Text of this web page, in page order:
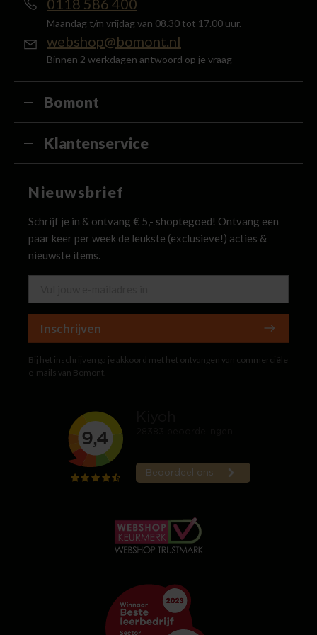
0118 586 400
Maandag t/m vrijdag van 08.30 tot 17.00 uur.
webshop@bomont.nl
Binnen 2 werkdagen antwoord op je vraag
Bomont
Klantenservice
Nieuwsbrief
Schrijf je in & ontvang € 5,- shoptegoed! Ontvang een
paar keer per week de leukste (exclusieve!) acties &
nieuwste items.
Inschrijven
Bij het inschrijven ga je akkoord met het ontvangen van commerciële
e-mails van Bomont.